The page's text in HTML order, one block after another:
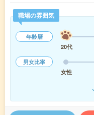
職場の雰囲気
年齢層
20代
男女比率
女性